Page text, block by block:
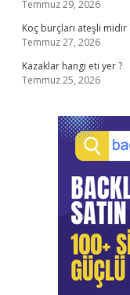
Temmuz 29, 2026
Koç burçları ateşli midir
Temmuz 27, 2026
Kazaklar hangi eti yer ?
Temmuz 25, 2026